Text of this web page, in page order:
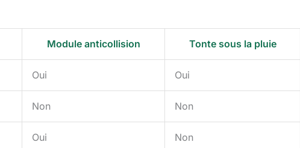
Module anticollision Tonte sous la pluie
Oui Oui
Non Non
Oui Non